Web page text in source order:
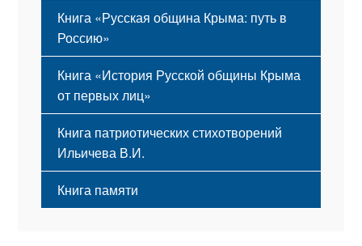
Книга «Русская община Крыма: путь в
Россию»
Книга «История Русской общины Крыма
от первых лиц»
Книга патриотических стихотворений
Ильичева В.И.
Книга памяти